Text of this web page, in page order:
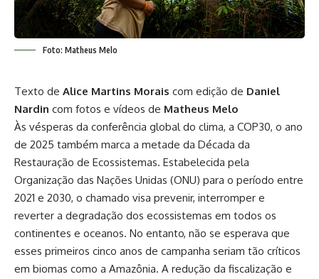
Foto: Matheus Melo
Texto de Alice Martins Morais com edição de Daniel
Nardin com fotos e vídeos de Matheus Melo
Às vésperas da conferência global do clima, a COP30, o ano
de 2025 também marca a metade da Década da
Restauração de Ecossistemas. Estabelecida pela
Organização das Nações Unidas (ONU) para o período entre
2021 e 2030, o chamado visa prevenir, interromper e
reverter a degradação dos ecossistemas em todos os
continentes e oceanos. No entanto, não se esperava que
esses primeiros cinco anos de campanha seriam tão críticos
em biomas como a Amazônia. A redução da fiscalização e